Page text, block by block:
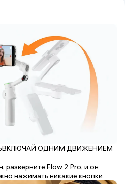
ОДНИМ ДВИЖЕНИЕМ
разверните Flow 2 Pro, и он
нажимать никакие кнопки.